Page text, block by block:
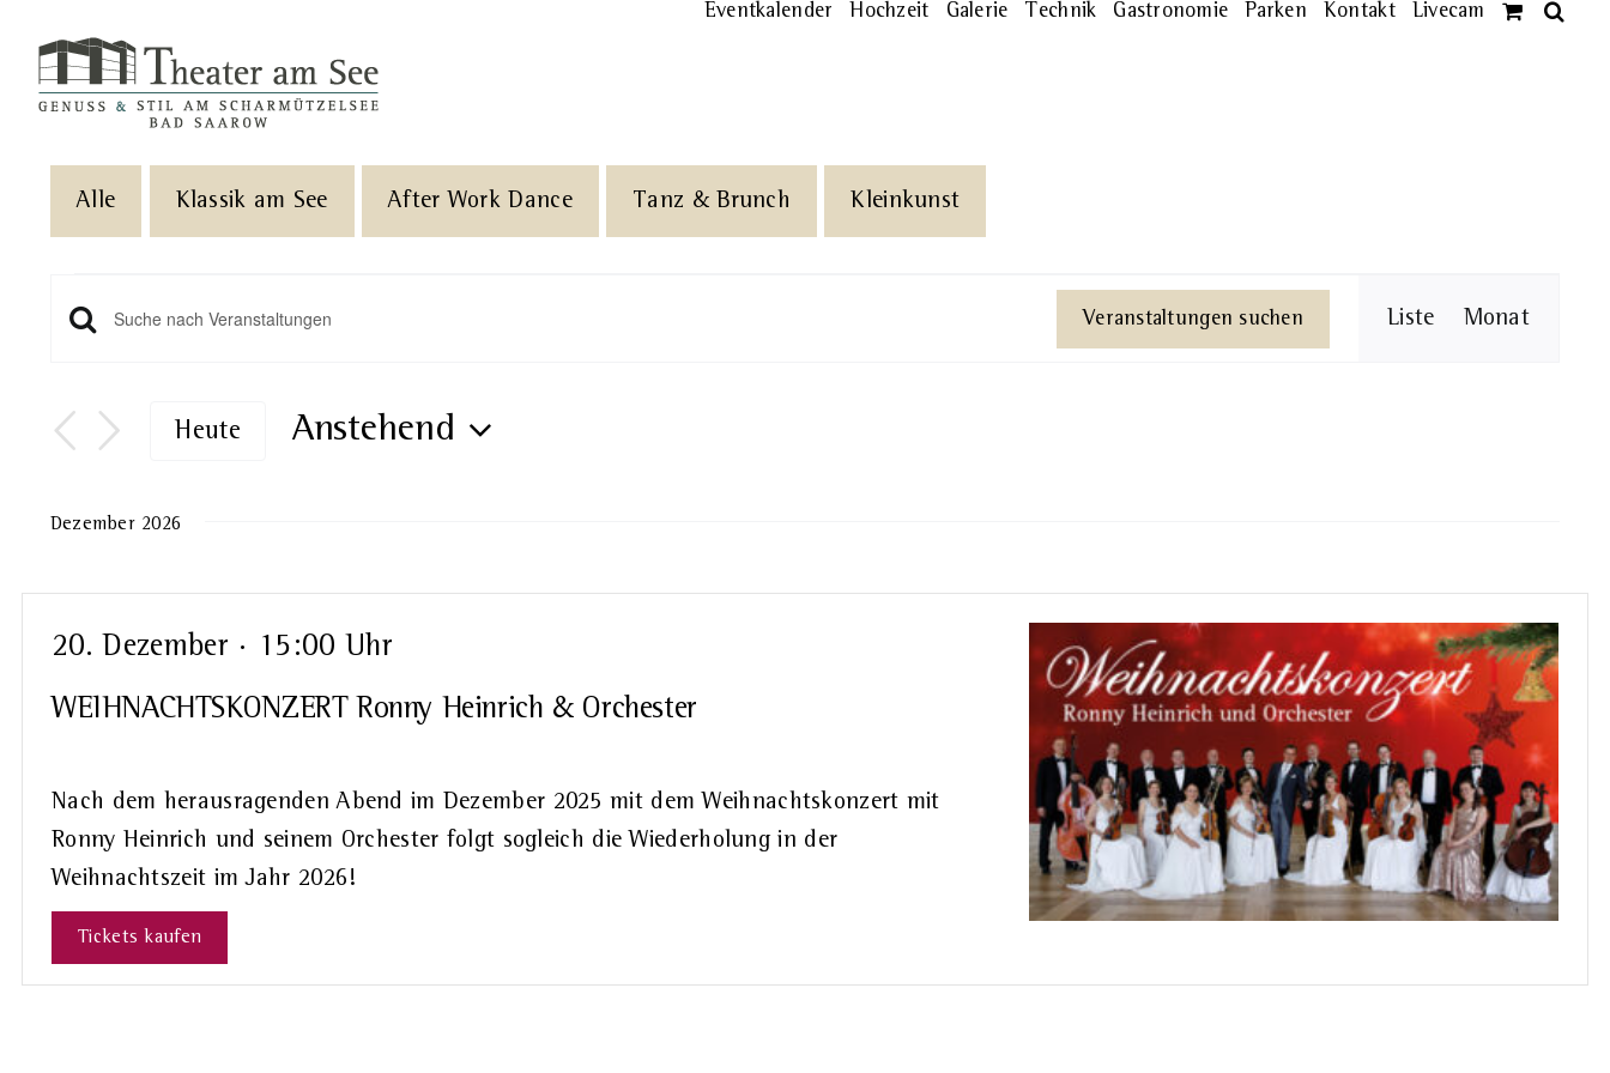
content
Eventkalender Hochzeit Galerie Technik Gastronomie Parken Kontakt Livecam
Alle Klassik am See After Work Dance Tanz & Brunch Kleinkunst
Veranstaltungen
Veranstaltungen
Such-
und
Ansichtennavigation
Geben
Das
Schlüsselwort.
nach
Veranstaltungen suchen Liste Monat
Heute
Anstehend
Dezember 2026
WEIHNACHTSKONZERT Ronny Heinrich & Orchester
20. Dezember · 15:00 Uhr
Nach dem herausragenden Abend im Dezember 2025 mit dem Weihnachtskonzert mit
Ronny Heinrich und seinem Orchester folgt sogleich die Wiederholung in der
Weihnachtszeit im Jahr 2026!
Tickets kaufen